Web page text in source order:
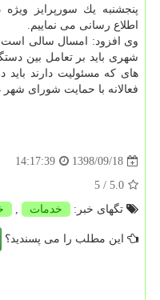
پنجشنبه یك سورپرایز
اطلاع رسانی می نماییم.
وی افزود: امسال سالی است
شهری باید بر تعامل بین
های كه مسئولیت دارند
فعالانه با حمایت شورای شهر
1398/09/18
14:17:39
5.0
/ 5
تگهای خبر:
خدمات ,
این مطلب را می پسندید؟